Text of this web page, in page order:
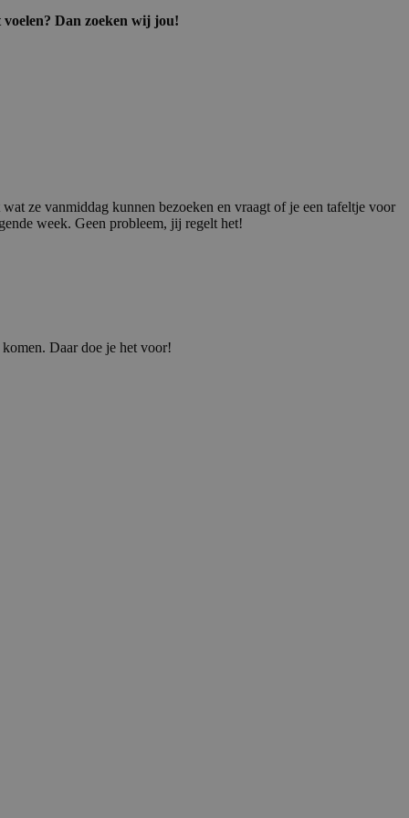
voelen? Dan zoeken wij jou!
ze vanmiddag kunnen bezoeken en vraagt of je een tafeltje voor
week. Geen probleem, jij regelt het!
Daar doe je het voor!